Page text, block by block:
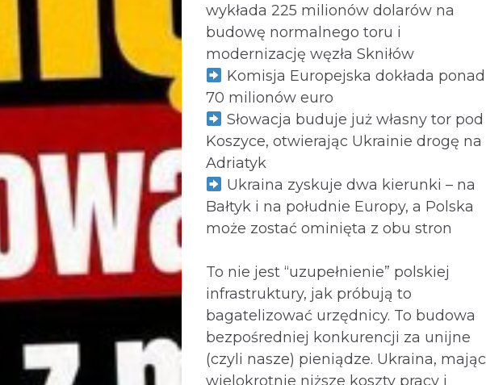
wykłada 225 milionów dolarów na
budowę normalnego toru i
modernizację węzła Skniłów
Komisja Europejska dokłada ponad
70 milionów euro
Słowacja buduje już własny tor pod
Koszyce, otwierając Ukrainie drogę na
Adriatyk
Ukraina zyskuje dwa kierunki – na
Bałtyk i na południe Europy, a Polska
może zostać ominięta z obu stron
To nie jest “uzupełnienie” polskiej
infrastruktury, jak próbują to
bagatelizować urzędnicy. To budowa
bezpośredniej konkurencji za unijne
(czyli nasze) pieniądze. Ukraina, mając
wielokrotnie niższe koszty pracy i